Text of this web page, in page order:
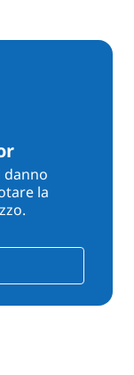
danno
la